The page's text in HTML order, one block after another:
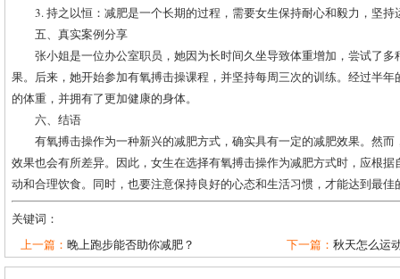
3. 持之以恒：减肥是一个长期的过程，需要女生保持耐心和毅力，坚持
五、真实案例分享
张小姐是一位办公室职员，她因为长时间久坐导致体重增加，尝试了
果。后来，她开始参加有氧搏击操课程，并坚持每周三次的训练。经过半
的体重，并拥有了更加健康的身体。
六、结语
有氧搏击操作为一种新兴的减肥方式，确实具有一定的减肥效果。然
效果也会有所差异。因此，女生在选择有氧搏击操作为减肥方式时，应根
动和合理饮食。同时，也要注意保持良好的心态和生活习惯，才能达到最佳
关键词：
上一篇： 晚上跑步能否助你减肥？ 下一篇： 秋天怎么运